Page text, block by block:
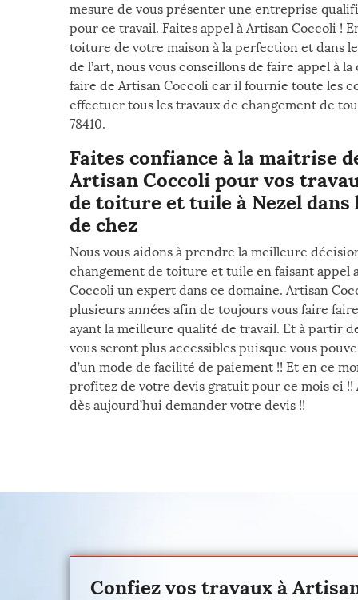
mesure de vous présenter une entreprise
pour ce travail. Faites appel à Artisan Coccoli !
toiture de votre maison à la perfection et dans
de l’art, nous vous conseillons de faire appel à
faire de Artisan Coccoli car il fournie toute les
effectuer tous les travaux de changement de
78410.
Faites confiance à la maitrise
Artisan Coccoli pour vos
de toiture et tuile à Nezel dans
de chez
Nous vous aidons à prendre la meilleure
changement de toiture et tuile en faisant appel
Coccoli un expert dans ce domaine. Artisan
plusieurs années afin de toujours vous faire
ayant la meilleure qualité de travail. Et à partir
vous seront plus accessibles puisque vous
d’un mode de facilité de paiement !! Et en ce
profitez de votre devis gratuit pour ce mois ci !!
dès aujourd’hui demander votre devis !!
Confiez vos travaux à